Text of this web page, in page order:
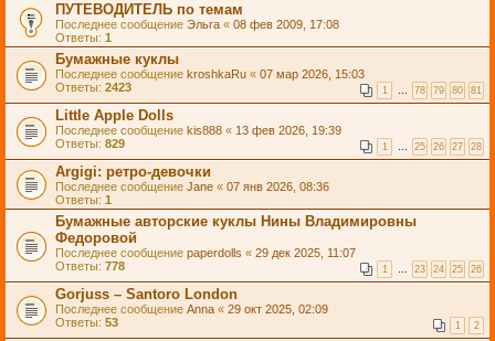
ПУТЕВОДИТЕЛЬ по темам
Последнее сообщение Эльга « 08 фев 2009, 17:08
Ответы: 1
Бумажные куклы
Последнее сообщение kroshkaRu « 07 мар 2026, 15:03
Ответы: 2423 1 … 78 79 80 81
Little Apple Dolls
Последнее сообщение kis888 « 13 фев 2026, 19:39
Ответы: 829 1 … 25 26 27 28
Argigi: ретро-девочки
Последнее сообщение Jane « 07 янв 2026, 08:36
Ответы: 1
Бумажные авторские куклы Нины Владимировны
Федоровой
Последнее сообщение paperdolls « 29 дек 2025, 11:07
Ответы: 778 1 … 23 24 25 26
Gorjuss – Santoro London
Последнее сообщение Anna « 29 окт 2025, 02:09
Ответы: 53 1 2